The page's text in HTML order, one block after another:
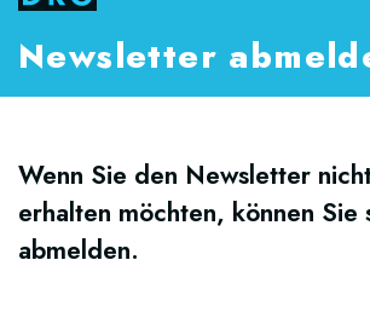
Newsletter
Wenn Sie den Newsletter
erhalten möchten, können Sie
abmelden.